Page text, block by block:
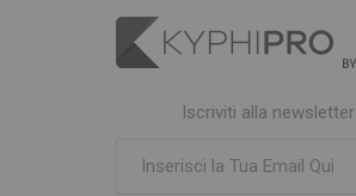
Iscriviti alla newsletter